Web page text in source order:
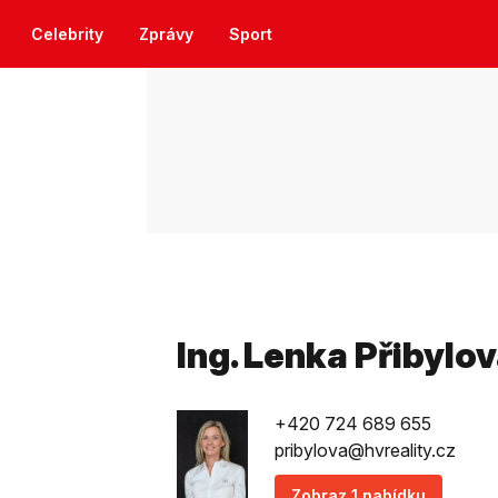
Celebrity Zprávy Sport
Ing. Lenka
+420 724 689 655
pribylova@hvreality.cz